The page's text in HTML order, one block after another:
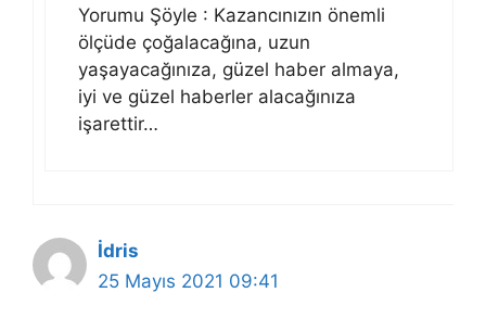
Yorumu Şöyle : Kazancınızın önemli
ölçüde çoğalacağına, uzun
yaşayacağınıza, güzel haber almaya,
iyi ve güzel haberler alacağınıza
işarettir…
İdris
25 Mayıs 2021 09:41